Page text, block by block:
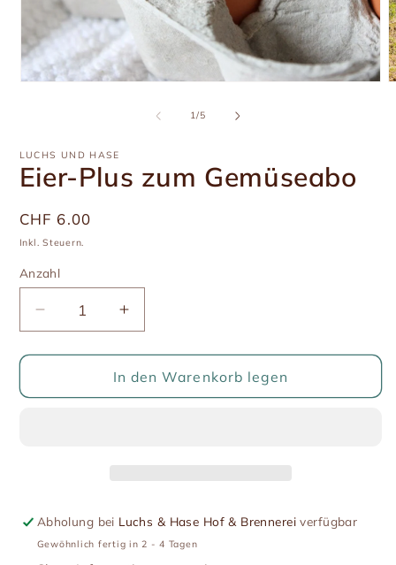
1/von
5
LUCHS UND HASE
Eier-Plus zum Gemüseabo
Üblicher
Preis
CHF 6.00
Inkl. Steuern.
Anzahl
Anzahl
Verringere
die
Menge
Eier-
Erhöhe
die
Menge
für
Eier-
In den Warenkorb legen
Abholung bei Luchs & Hase Hof & Brennereiverfügbar
Gewöhnlich fertig in 2 - 4 Tagen